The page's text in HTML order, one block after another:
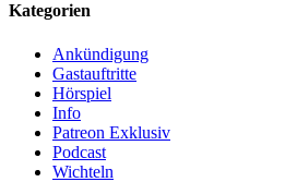
Kategorien
Ankündigung
Gastauftritte
Hörspiel
Info
Patreon Exklusiv
Podcast
Wichteln